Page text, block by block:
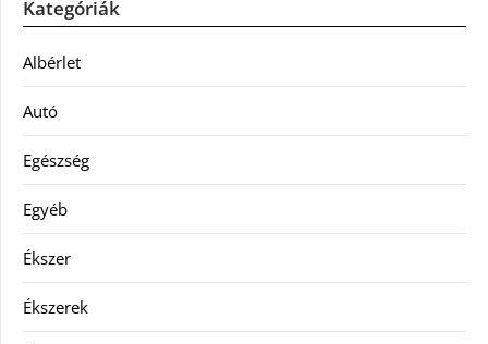
Kategóriák
Albérlet
Autó
Egészség
Egyéb
Ékszer
Ékszerek